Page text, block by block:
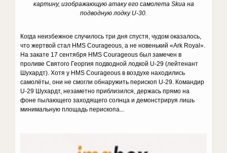
картину, изображающую атаку его самолета Skua на
подводную лодку U-30.
Когда неизбежное случилось три дня спустя, чудом оказалось,
что жертвой стал HMS Courageous, а не новенький «Ark Royal».
На закате 17 сентября HMS Courageous был замечен в
проливе Святого Георгия подводной лодкой U-29 (лейтенант
Шухардт). Хотя у HMS Courageous в воздухе находились
самолёты, они не смогли обнаружить перископ U-29. Командир
U-29 Шухардт, незаметно приблизился, держась прямо на
фоне пылающего заходящего солнца и демонстрируя лишь
минимальную площадь перископа...